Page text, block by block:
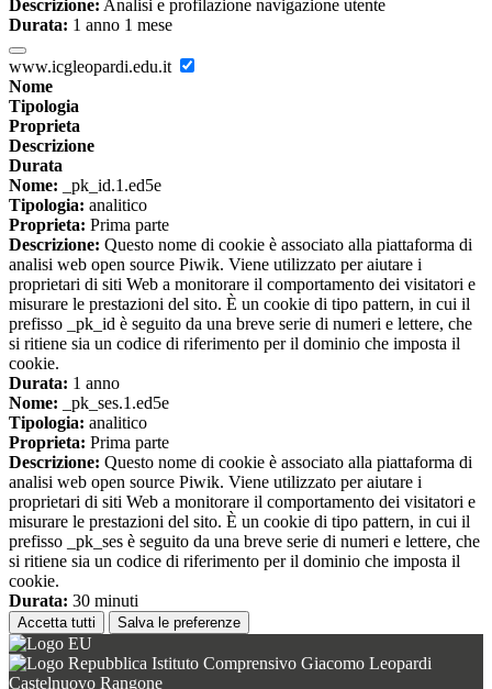
Descrizione: Analisi e profilazione navigazione utente
Durata: 1 anno 1 mese
www.icgleopardi.edu.it
Nome
Tipologia
Proprieta
Descrizione
Durata
Nome: _pk_id.1.ed5e
Tipologia: analitico
Proprieta: Prima parte
Descrizione: Questo nome di cookie è associato alla piattaforma di
analisi web open source Piwik. Viene utilizzato per aiutare i
proprietari di siti Web a monitorare il comportamento dei visitatori e
misurare le prestazioni del sito. È un cookie di tipo pattern, in cui il
prefisso _pk_id è seguito da una breve serie di numeri e lettere, che
si ritiene sia un codice di riferimento per il dominio che imposta il
cookie.
Durata: 1 anno
Nome: _pk_ses.1.ed5e
Tipologia: analitico
Proprieta: Prima parte
Descrizione: Questo nome di cookie è associato alla piattaforma di
analisi web open source Piwik. Viene utilizzato per aiutare i
proprietari di siti Web a monitorare il comportamento dei visitatori e
misurare le prestazioni del sito. È un cookie di tipo pattern, in cui il
prefisso _pk_ses è seguito da una breve serie di numeri e lettere, che
si ritiene sia un codice di riferimento per il dominio che imposta il
cookie.
Durata: 30 minuti
Accetta tutti Salva le preferenze
Istituto Comprensivo Giacomo Leopardi
Castelnuovo Rangone